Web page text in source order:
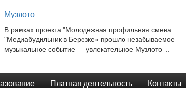
Музлото
В рамках проекта "Молодежная профильная смена
"Медиабудильник в Березке» прошло незабываемое
музыкальное событие — увлекательное Музлото ...
Платная деятельность Контакты